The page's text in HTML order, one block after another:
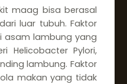
maag bisa berasal
luar tubuh. Faktor
asam lambung yang
Helicobacter Pylori,
lambung. Faktor
makan yang tidak